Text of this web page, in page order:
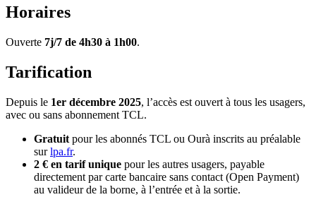
Horaires
Ouverte 7j/7 de 4h30 à 1h00.
Tarification
Depuis le 1er décembre 2025, l’accès est ouvert à tous les usagers,
avec ou sans abonnement TCL.
Gratuit pour les abonnés TCL ou Ourà inscrits au préalable
surlpa.fr.
2 € en tarif unique pour les autres usagers, payable
directement par carte bancaire sans contact (Open Payment)
au valideur de la borne, à l’entrée et à la sortie.